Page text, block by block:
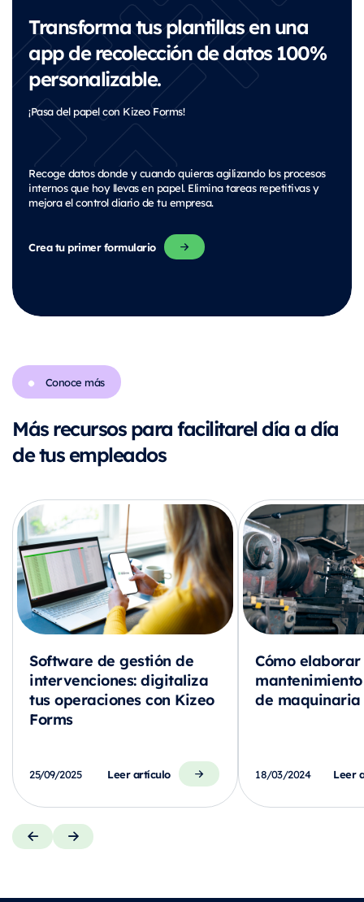
Transforma tus plantillas en una
app de recolección de datos 100%
personalizable.
¡Pasa del papel con Kizeo Forms!
Recoge datos donde y cuando quieras agilizando los procesos
internos que hoy llevas en papel. Elimina tareas repetitivas y
mejora el control diario de tu empresa.
Crea tu primer formulario
Conoce más
Más recursos para facilitarel día a día
de tus empleados
Software de gestión de
intervenciones: digitaliza
tus operaciones con Kizeo
Forms
25/09/2025 Leer artículo
Cómo
de maquinaria
18/03/2024 Leer